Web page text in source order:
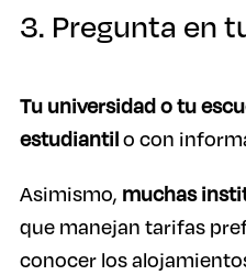
3. Pregunta en
Tu universidad o tu
estudiantilo con
Asimismo, muchas
que manejan tarifas
conocer los